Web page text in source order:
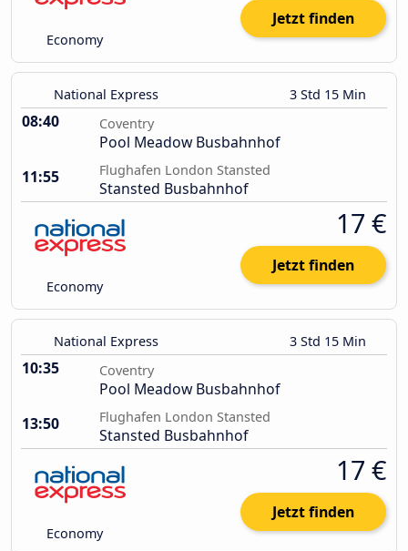
Economy
Jetzt finden
National Express 3 Std 15 Min
08:40 Coventry
Pool Meadow Busbahnhof
11:55
Flughafen London Stansted
Stansted Busbahnhof
Economy
17 €
Jetzt finden
National Express 3 Std 15 Min
10:35 Coventry
Pool Meadow Busbahnhof
13:50
Flughafen London Stansted
Stansted Busbahnhof
Economy
17 €
Jetzt finden